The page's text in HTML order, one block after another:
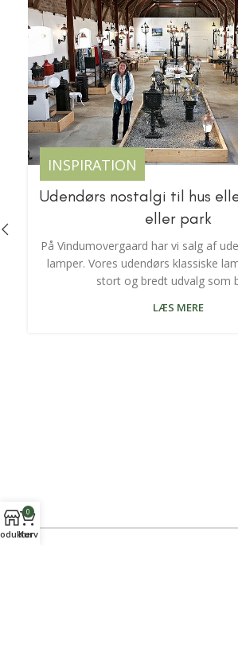
INSPIRATION
Udendørs nostalgi til hus
eller park
På Vindumovergaard har vi salg af
lamper. Vores udendørs klassiske
stort og bredt udvalg som
LÆS MERE
0
Kurv